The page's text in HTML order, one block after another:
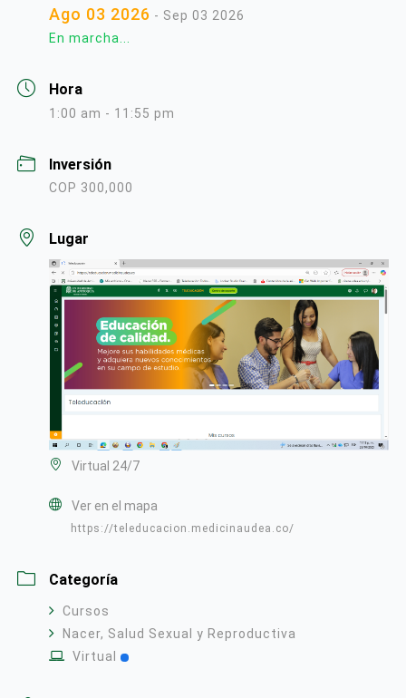
Ago 03 2026 - Sep 03 2026
En marcha...
Hora
1:00 am - 11:55 pm
Inversión
COP 300,000
Lugar
Virtual 24/7
Ver en el mapa
https://teleducacion.medicinaudea.co/
Categoría
Cursos
Nacer, Salud Sexual y Reproductiva
Virtual